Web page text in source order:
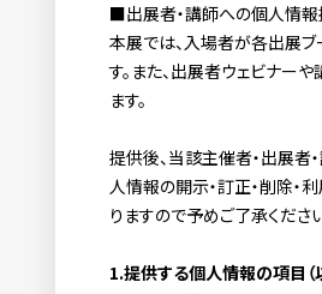
■出展者・講師への個人情報
本展では、入場者が各出展
す。また、出展者ウェビナー
ます。
提供後、当該主催者・出展者
人情報の開示・訂正・削除・
りますので予めご了承くださ
1.提供する個人情報の項目（